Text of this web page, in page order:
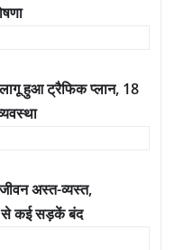
हुआ ट्रैफिक प्लान, 18
अस्त-व्यस्त,
से कई सड़कें बंद